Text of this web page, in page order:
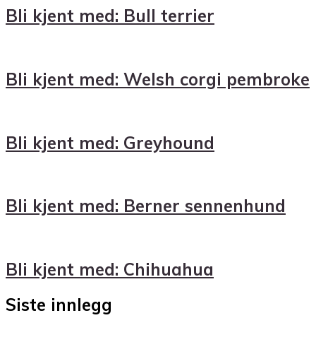
Bli kjent med: Bull terrier
Bli kjent med: Welsh corgi pembroke
Bli kjent med: Greyhound
Bli kjent med: Berner sennenhund
Bli kjent med: Chihuahua
Siste innlegg